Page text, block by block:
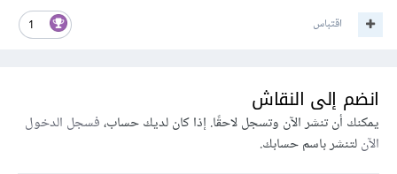
1 اقتباس
انضم إلى النقاش
يمكنك أن تنشر الآن وتسجل لاحقًا. إذا كان لديك حساب،فسجل الدخول
الآنلتنشر باسم حسابك.